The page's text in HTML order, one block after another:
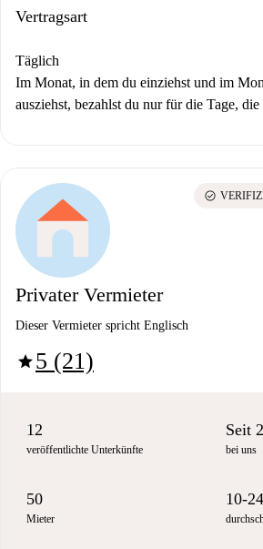
Vertragsart
Täglich
Im Monat, in dem du einziehst und im
ausziehst, bezahlst du nur für die Tage, die
Privater Vermieter
Dieser Vermieter spricht Englisch
star5 (21)
check_circle
12
veröffentlichte Unterkünfte
Seit
bei uns
50
Mieter
10-